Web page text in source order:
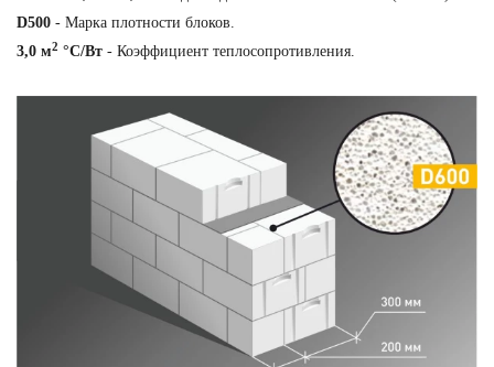
D500 - Марка плотности блоков.
3,0 м2 °С/Вт - Коэффициент теплосопротивления.